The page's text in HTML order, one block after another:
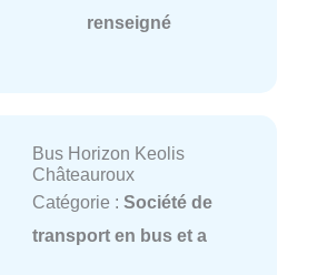
renseigné
Bus Horizon Keolis
Châteauroux
Catégorie : Société de
transport en bus et a